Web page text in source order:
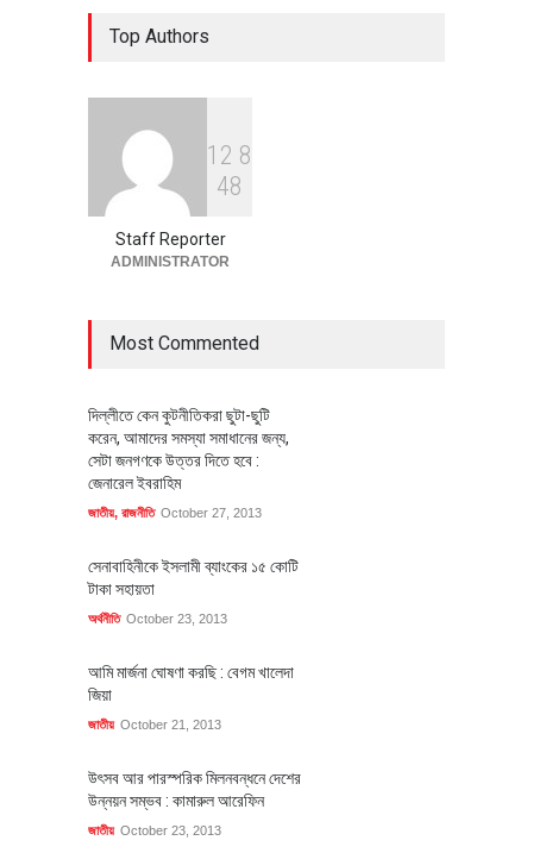
বৈশ্বিক প্রতিযোগিতা সক্ষমতা বাড়াতে
পোশাক শিল্পে নতুন উদ্যোগ
Top Authors
1 2 8
48
Staff Reporter
ADMINISTRATOR
Most Commented
দিল্লীতে কেন কুটনীতিকরা ছুটা-ছুটি
করেন, আমাদের সমস্যা সমাধানের জন্য,
সেটা জনগণকে উত্তর দিতে হবে :
জেনারেল ইবরাহিম
জাতীয়, রাজনীতি October 27, 2013
সেনাবাহিনীকে ইসলামী ব্যাংকের ১৫ কোটি
টাকা সহায়তা
অর্থনীতি October 23, 2013
আমি মার্জনা ঘোষণা করছি : বেগম খালেদা
জিয়া
জাতীয় October 21, 2013
উৎসব আর পারস্পরিক মিলনবন্ধনে দেশের
উন্নয়ন সম্ভব : কামারুল আরেফিন
জাতীয় October 23, 2013